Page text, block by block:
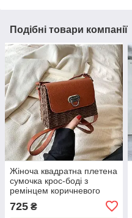
Подібні товари компанії
Жіноча квадратна плетена
сумочка крос-боді з
ремінцем коричневого
725 ₴